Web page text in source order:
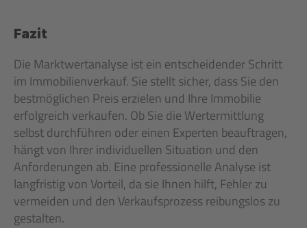
Fazit
Die Marktwertanalyse ist ein entscheidender Schritt
im Immobilienverkauf. Sie stellt sicher, dass Sie den
bestmöglichen Preis erzielen und Ihre Immobilie
erfolgreich verkaufen. Ob Sie die Wertermittlung
selbst durchführen oder einen Experten beauftragen,
hängt von Ihrer individuellen Situation und den
Anforderungen ab. Eine professionelle Analyse ist
langfristig von Vorteil, da sie Ihnen hilft, Fehler zu
vermeiden und den Verkaufsprozess reibungslos zu
gestalten.